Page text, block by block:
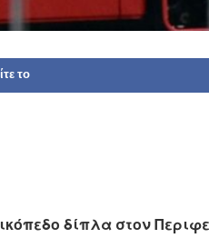
το
δίπλα στον